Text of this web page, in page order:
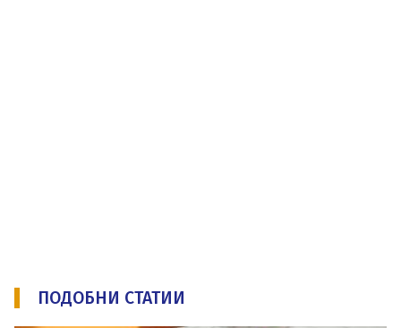
ПОДОБНИ СТАТИИ